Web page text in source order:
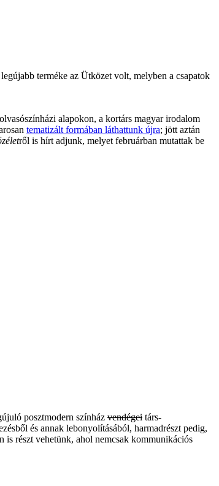
terméke az Ütközet volt, melyben a csapatok
alapokon, a kortárs magyar irodalom
tematizált formában láthattunk újra; jött aztán
ről is hírt adjunk, melyet februárban mutattak be
posztmodern színház vendégei társ-
és annak lebonyolításából, harmadrészt pedig,
is részt vehetünk, ahol nemcsak kommunikációs